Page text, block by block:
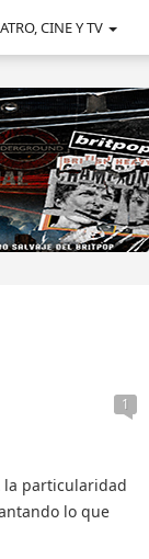
CINE Y TV
1
la particularidad
lo que